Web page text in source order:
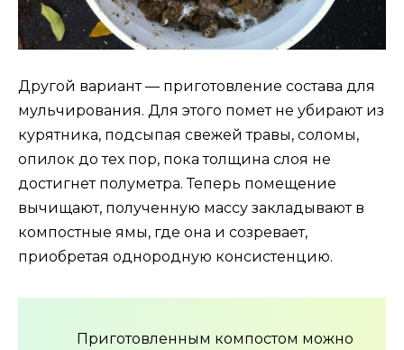
Другой вариант — приготовление состава для
мульчирования. Для этого помет не убирают из
курятника, подсыпая свежей травы, соломы,
опилок до тех пор, пока толщина слоя не
достигнет полуметра. Теперь помещение
вычищают, полученную массу закладывают в
компостные ямы, где она и созревает,
приобретая однородную консистенцию.
Приготовленным компостом можно